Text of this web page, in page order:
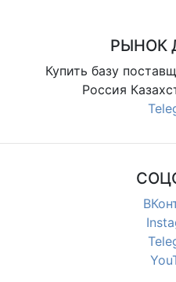
РЫНОК
Купить базу
Россия